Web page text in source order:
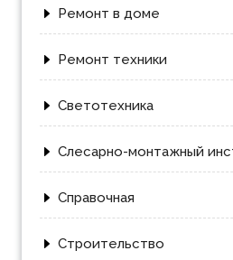
Ремонт в доме
Ремонт техники
Светотехника
Слесарно-монтажный
Справочная
Строительство